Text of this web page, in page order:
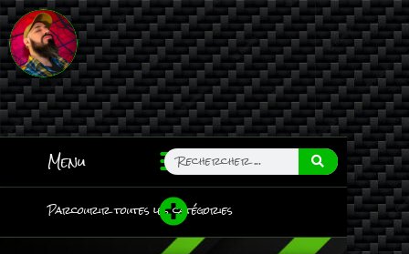
Menu
Parcourir toutes les catégories